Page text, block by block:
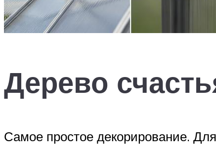
Дерево
Самое простое декорирование.